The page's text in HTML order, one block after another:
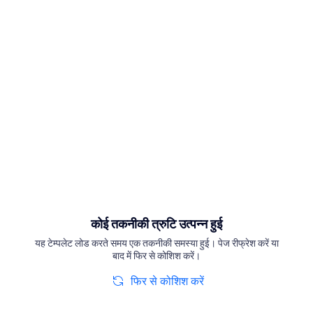
कोई तकनीकी त्रुटि उत्पन्न हुई
यह टेम्पलेट लोड करते समय एक तकनीकी समस्या हुई। पेज रीफ्रेश करें या
बाद में फिर से कोशिश करें।
फिर से कोशिश करें